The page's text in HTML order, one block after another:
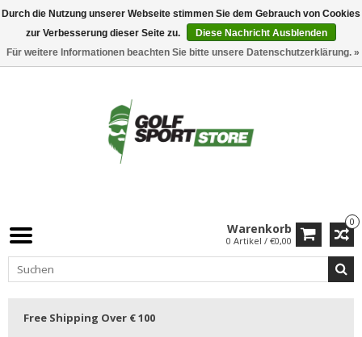
0
Warenkorb
0 Artikel / €0,00
Free Shipping Over € 100
Durch die Nutzung unserer Webseite stimmen Sie dem Gebrauch von Cookies
zur Verbesserung dieser Seite zu.
Diese Nachricht Ausblenden
Für weitere Informationen beachten Sie bitte unsere Datenschutzerklärung. »